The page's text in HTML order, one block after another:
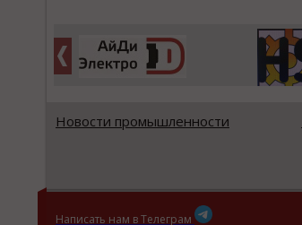
Новости промышленности
Написать нам в Телеграм